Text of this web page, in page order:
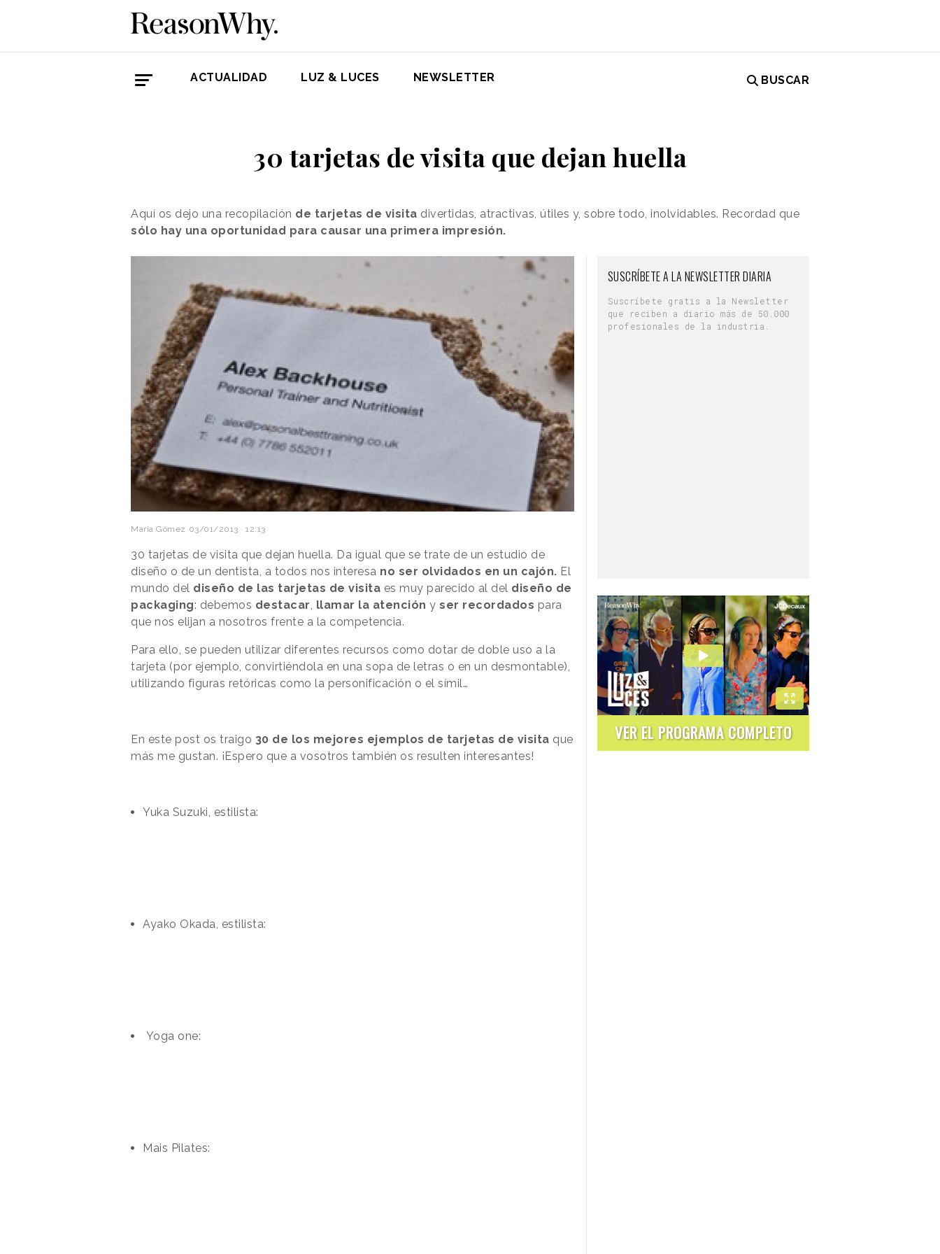
ACTUALIDAD LUZ & LUCES NEWSLETTER BUSCAR
30 tarjetas de visita que dejan huella
Aquí os dejo una recopilación de tarjetas de visita divertidas, atractivas, útiles y, sobre todo, inolvidables. Recordad que
sólo hay una oportunidad para causar una primera impresión.
María Gómez 03/01/2013 · 12:13
30 tarjetas de visita que dejan huella. Da igual que se trate de un estudio de
diseño o de un dentista, a todos nos interesa no ser olvidados en un cajón. El
mundo del diseño de las tarjetas de visita es muy parecido al del diseño de
packaging: debemos destacar llamar la atención y ser recordados para
que nos elijan a nosotros frente a la competencia.
Para ello, se pueden utilizar diferentes recursos como dotar de doble uso a la
tarjeta (por ejemplo, convirtiéndola en una sopa de letras o en un desmontable),
utilizando figuras retóricas como la personificación o el símil…
En este post os traigo 30 de los mejores ejemplos de tarjetas de visita que
más me gustan. ¡Espero que a vosotros también os resulten interesantes!
Yuka Suzuki, estilista:
Ayako Okada, estilista:
Yoga one:
Mais Pilates:
SUSCRÍBETE A LA NEWSLETTER DIARIA
Suscríbete gratis a la Newsletter
que reciben a diario más de 50.000
profesionales de la industria.
VER EL PROGRAMA COMPLETO